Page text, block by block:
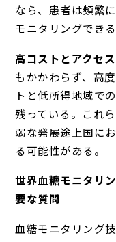
なら、患者は頻繁
モニタリングでき
高コストとアクセ
もかかわらず、高
トと低所得地域で
残っている。これ
弱な発展途上国に
る可能性がある。
世界血糖モニタリ
要な質問
血糖モニタリング